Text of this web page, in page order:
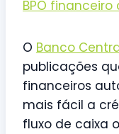
BPO financeiro
O Banco
publicações
financeiros
mais fácil a
fluxo de caixa